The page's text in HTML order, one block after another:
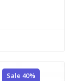
Sale 40%